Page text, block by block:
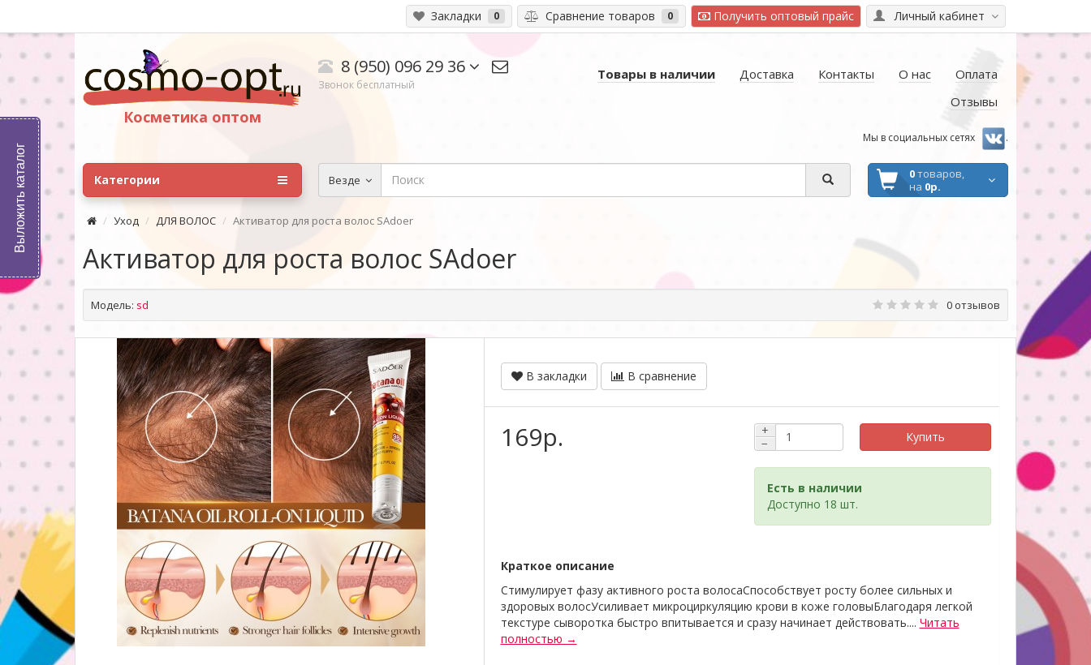
Личный кабинет
Закладки 0 Сравнение товаров 0 Получить оптовый прайс
Косметика оптом
8 (950) 096 29 36
Звонок бесплатный
Товары в наличии Доставка Контакты О нас
Оплата
Отзывы
Мы в социальных сетях .
Везде 0товаров,
на 0р.
Категории
Уход ДЛЯ ВОЛОС Активатор для роста волос SAdoer
Активатор для роста волос SAdoer
Модель: sd 0 отзывов
В закладки В сравнение
169р.
+
−
Купить
Есть в наличии
Доступно 18 шт.
Краткое описание
Стимулирует фазу активного роста волосаСпособствует росту более сильных и
здоровых волосУсиливает микроциркуляцию крови в коже головыБлагодаря легкой
текстуре сыворотка быстро впитывается и сразу начинает действовать.... Читать
полностью →
Выложить каталог